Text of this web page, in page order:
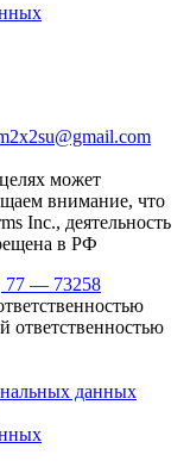
может
внимание, что
Inc., деятельность
в РФ
77 — 73258
ответственностью
данных